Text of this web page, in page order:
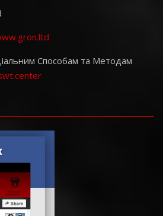
Способам та Методам